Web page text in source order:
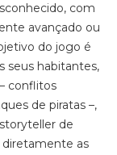
com
avançado ou
do jogo é
seus habitantes,
conflitos
de piratas –,
de
diretamente as